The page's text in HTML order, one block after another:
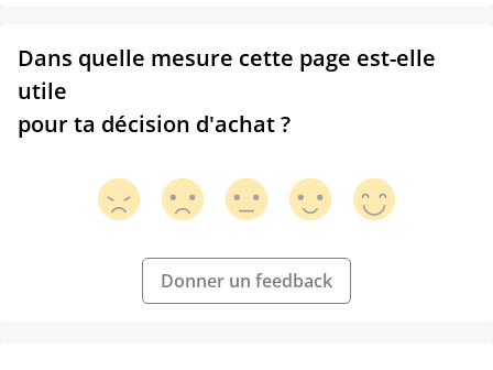
Dans quelle mesure cette page est-elle
utile
pour ta décision d'achat ?
Donner un feedback